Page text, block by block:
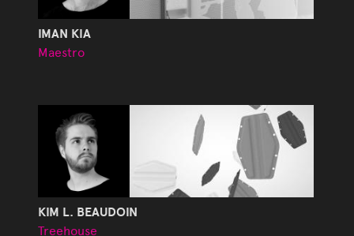
IMAN KIA
Maestro
KIM L. BEAUDOIN
Treehouse